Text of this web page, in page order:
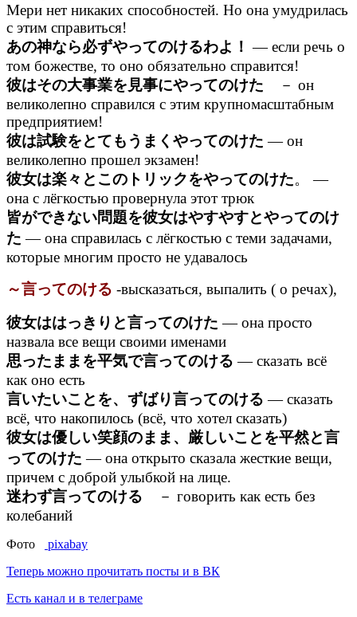
Мери нет никаких способностей. Но она умудрилась
с этим справиться!
あの神なら必ずやってのけるわよ！ — если речь о
том божестве, то оно обязательно справится!
彼はその大事業を見事にやってのけた － он
великолепно справился с этим крупномасштабным
предприятием!
彼は試験をとてもうまくやってのけた — он
великолепно прошел экзамен!
彼女は楽々とこのトリックをやってのけた。 —
она с лёгкостью провернула этот трюк
皆ができない問題を彼女はやすやすとやってのけ
た — она справилась с лёгкостью с теми задачами,
которые многим просто не удавалось
～言ってのける -высказаться, выпалить ( о речах),
彼女ははっきりと言ってのけた — она просто
назвала все вещи своими именами
思ったままを平気で言ってのける — сказать всё
как оно есть
言いたいことを、ずばり言ってのける — сказать
всё, что накопилось (всё, что хотел сказать)
彼女は優しい笑顔のまま、厳しいことを平然と言
ってのけた — она открыто сказала жесткие вещи,
причем с доброй улыбкой на лице.
迷わず言ってのける － говорить как есть без
колебаний
Фото
pixabay
Теперь можно прочитать посты и в ВК
Есть канал и в телеграме